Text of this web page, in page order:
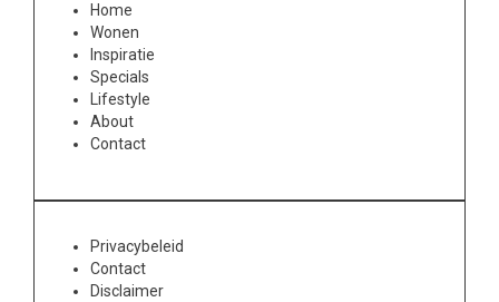
Home
Wonen
Inspiratie
Specials
Lifestyle
About
Contact
Privacybeleid
Contact
Disclaimer